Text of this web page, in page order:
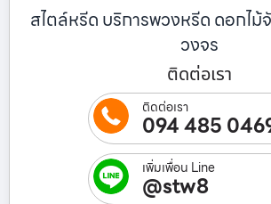
สไตล์หรีด บริการพวงหรีด ดอกไ
วงจร
ติดต่อเรา
ติดต่อเรา
094 485
เพิ่มเพื่อน Line
@stw8